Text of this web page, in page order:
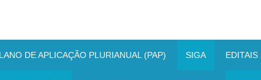
DE APLICAÇÃO PLURIANUAL (PAP) SIGA